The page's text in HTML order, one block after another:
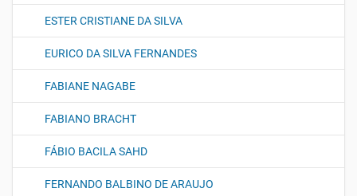
ESTER CRISTIANE DA SILVA
EURICO DA SILVA FERNANDES
FABIANE NAGABE
FABIANO BRACHT
FÁBIO BACILA SAHD
FERNANDO BALBINO DE ARAUJO